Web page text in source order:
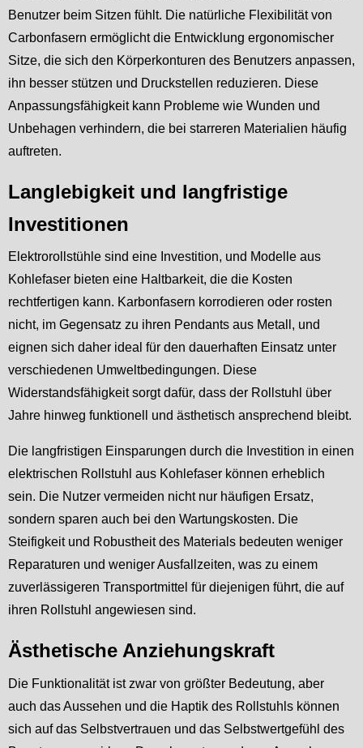
Benutzer beim Sitzen fühlt. Die natürliche Flexibilität von
Carbonfasern ermöglicht die Entwicklung ergonomischer
Sitze, die sich den Körperkonturen des Benutzers anpassen,
ihn besser stützen und Druckstellen reduzieren. Diese
Anpassungsfähigkeit kann Probleme wie Wunden und
Unbehagen verhindern, die bei starreren Materialien häufig
auftreten.
Langlebigkeit und langfristige
Investitionen
Elektrorollstühle sind eine Investition, und Modelle aus
Kohlefaser bieten eine Haltbarkeit, die die Kosten
rechtfertigen kann. Karbonfasern korrodieren oder rosten
nicht, im Gegensatz zu ihren Pendants aus Metall, und
eignen sich daher ideal für den dauerhaften Einsatz unter
verschiedenen Umweltbedingungen. Diese
Widerstandsfähigkeit sorgt dafür, dass der Rollstuhl über
Jahre hinweg funktionell und ästhetisch ansprechend bleibt.
Die langfristigen Einsparungen durch die Investition in einen
elektrischen Rollstuhl aus Kohlefaser können erheblich
sein. Die Nutzer vermeiden nicht nur häufigen Ersatz,
sondern sparen auch bei den Wartungskosten. Die
Steifigkeit und Robustheit des Materials bedeuten weniger
Reparaturen und weniger Ausfallzeiten, was zu einem
zuverlässigeren Transportmittel für diejenigen führt, die auf
ihren Rollstuhl angewiesen sind.
Ästhetische Anziehungskraft
Die Funktionalität ist zwar von größter Bedeutung, aber
auch das Aussehen und die Haptik des Rollstuhls können
sich auf das Selbstvertrauen und das Selbstwertgefühl des